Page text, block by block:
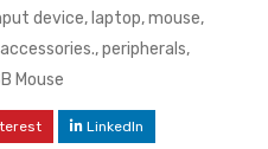
device,laptop,mouse,
,peripherals,
Mouse
LinkedIn